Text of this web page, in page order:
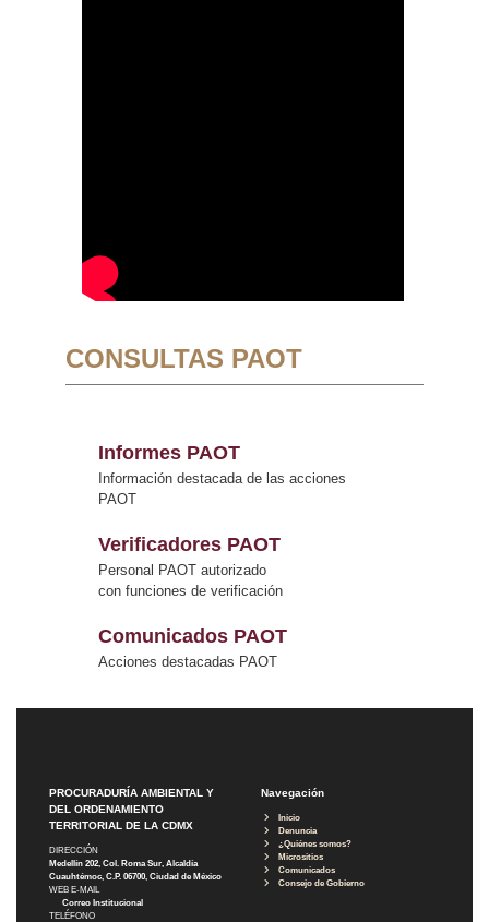
CONSULTAS PAOT
Informes PAOT
Información destacada de las acciones
PAOT
Verificadores PAOT
Personal PAOT autorizado
con funciones de verificación
Comunicados PAOT
Acciones destacadas PAOT
PROCURADURÍA AMBIENTAL Y
DEL ORDENAMIENTO
TERRITORIAL DE LA CDMX
DIRECCIÓN
Medellín 202, Col. Roma Sur, Alcaldía
Cuauhtémoc, C.P. 06700, Ciudad de México
WEB E-MAIL
Correo Institucional
TELÉFONO
Navegación
Inicio
Denuncia
¿Quiénes somos?
Micrositios
Comunicados
Consejo de Gobierno